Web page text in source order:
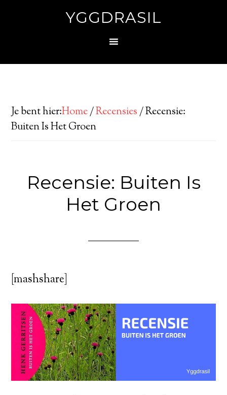
YGGDRASIL
Je bent hier:Home/Recensies/Recensie:
Buiten Is Het Groen
Recensie: Buiten Is
Het Groen
[mashshare]